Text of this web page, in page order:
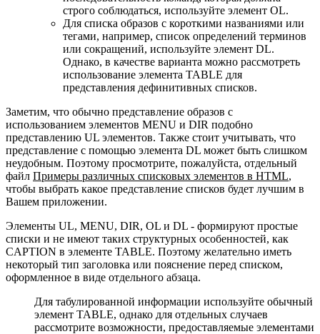
строго соблюдаться, используйте элемент OL.
Для списка образов с короткими названиями или
тегами, например, список определений терминов
или сокращений, используйте элемент DL.
Однако, в качестве варианта можно рассмотреть
использование элемента TABLE для
представления дефинитивных списков.
Заметим, что обычно представление образов с
использованием элементов MENU и DIR подобно
представлению UL элементов. Также стоит учитывать, что
представление с помощью элемента DL может быть слишком
неудобным. Поэтому просмотрите, пожалуйста, отдельный
файл Примеры различных списковых элементов в HTML,
чтобы выбрать какое представление списков будет лучшим в
Вашем приложении.
Элементы UL, MENU, DIR, OL и DL - формируют простые
списки и не имеют таких структурных особенностей, как
CAPTION в элементе TABLE. Поэтому желательно иметь
некоторый тип заголовка или пояснение перед списком,
оформленное в виде отдельного абзаца.
Для табулированной информации используйте обычный
элемент TABLE, однако для отдельных случаев
рассмотрите возможности, предоставляемые элементами